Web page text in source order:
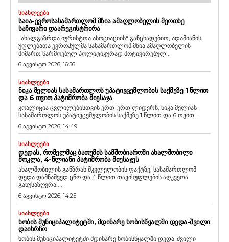
ᲡᲘᲐᲮᲚᲔᲔᲑᲘ
ᲡᲐᲘᲐ-ᲔᲕᲠᲝᲡᲐᲡᲐᲛᲐᲠᲗᲚᲝᲛ ᲛᲖᲘᲐ ᲐᲛᲐᲦᲚᲝᲑᲔᲚᲘᲡ ᲛᲔᲝᲗᲮᲔ
ᲡᲐᲩᲘᲕᲐᲠᲘ ᲓᲐᲐᲠᲔᲒᲘᲡᲢᲠᲘᲠᲐ
„ახალგაზრდა იურისტთა ასოციაციის“ განცხადებით, ადამიანის
უფლებათა ევროპულმა სასამართლომ მზია ამაღლობელის
მიმართ წარმოებულ პოლიტიკურად მოტივირებულ...
6 აგვისტო 2026, 16:56
ᲡᲘᲐᲮᲚᲔᲔᲑᲘ
ᲜᲘᲙᲐ ᲛᲔᲚᲘᲐᲡ ᲡᲐᲡᲐᲛᲐᲠᲗᲚᲝᲡ ᲣᲞᲐᲢᲘᲕᲪᲔᲛᲚᲝᲑᲘᲡ ᲡᲐᲥᲛᲔᲖᲔ 1 ᲬᲚᲘᲗ
ᲓᲐ 6 ᲗᲕᲘᲗ ᲞᲐᲢᲘᲛᲠᲝᲑᲐ ᲛᲘᲔᲡᲐᲯᲐ
კოალიცია ცვლილებისთვის ერთ-ერთ ლიდერს, ნიკა მელიას
სასამართლოს უპატივცემულობის საქმეზე 1 წლით და 6 თვით...
6 აგვისტო 2026, 14:49
ᲡᲘᲐᲮᲚᲔᲔᲑᲘ
ᲓᲔᲓᲐᲡ, ᲠᲝᲛᲔᲚᲛᲐᲪ ᲑᲐᲗᲣᲛᲘᲡ ᲡᲐᲛᲨᲝᲑᲘᲐᲠᲝᲨᲘ ᲐᲮᲐᲚᲨᲝᲑᲘᲚᲘ
ᲛᲝᲙᲚᲐ, 4-ᲬᲚᲘᲐᲜᲘ ᲞᲐᲢᲘᲛᲠᲝᲑᲐ ᲛᲘᲣᲡᲐᲯᲔᲡ
ახალშობილის განზრახ მკვლელობის ფაქტზე, სასამართლომ
დედა დამნაშვედ ცნო და 4 წლით თავისუფლების აღკვეთა
განუსაზღვრა....
6 აგვისტო 2026, 14:25
ᲡᲘᲐᲮᲚᲔᲔᲑᲘ
ᲮᲝᲑᲘᲡ ᲛᲣᲜᲘᲪᲘᲞᲐᲚᲘᲢᲔᲢᲨᲘ, ᲛᲓᲘᲜᲐᲠᲔ ᲮᲝᲑᲘᲡᲬᲧᲐᲚᲨᲘ ᲓᲔᲓᲐ-ᲨᲕᲘᲚᲘ
ᲓᲐᲘᲮᲠᲩᲝ
ხობის მუნიციპალიტეტში მდინარე ხობისწყალში დედა-შვილი